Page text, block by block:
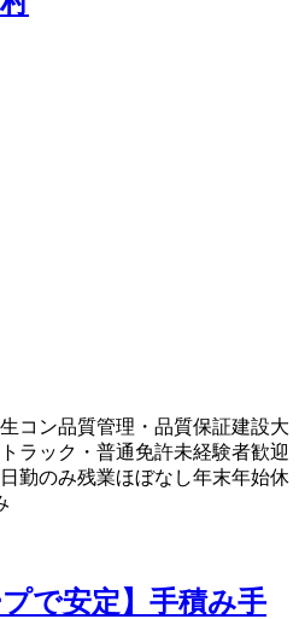
生コン品質管理・品質保証建設大
ラック・普通免許未経験者歓迎
日勤のみ残業ほぼなし年末年始休
プで安定】手積み手